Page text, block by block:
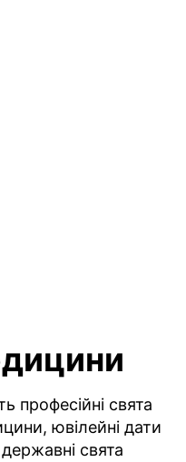
професійні свята
ювілейні дати
свята